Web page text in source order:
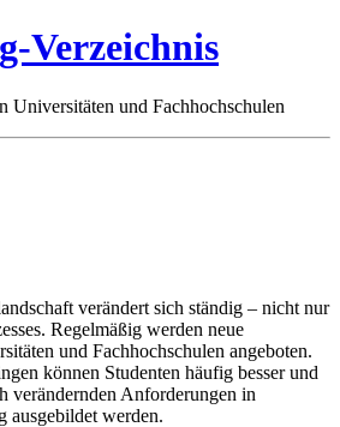
Verzeichnis
Universitäten und Fachhochschulen
verändert sich ständig – nicht nur
Regelmäßig werden neue
und Fachhochschulen angeboten.
können Studenten häufig besser und
verändernden Anforderungen in
ausgebildet werden.